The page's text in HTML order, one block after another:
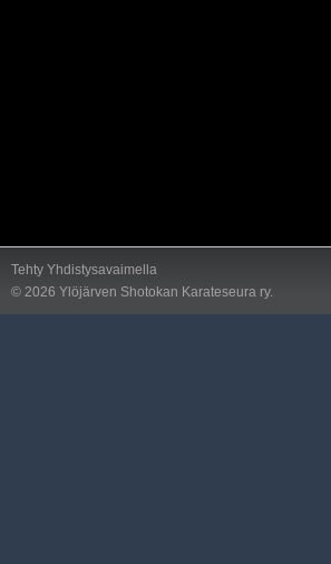
Tehty Yhdistysavaimella
© 2026 Ylöjärven Shotokan Karateseura ry.